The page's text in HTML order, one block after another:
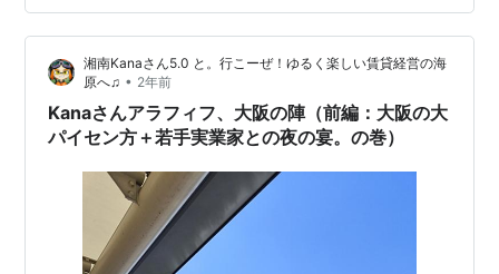
英莉花様とラウンドできるように頑張ります♫ ツイッタ
ーは、https://x.com/kai_natsumi 上記をクリック＆フォ
ロー（＾▽°）ｖ きっとあなたの人生が劇的に変わ
り、、、ません°д°)。 が、あなた…
湘南Kanaさん5.0 と。行こーぜ！ゆるく楽しい賃貸経営の海
原へ♫ • 2年前
Kanaさんアラフィフ、大阪の陣（前編：大阪の大
パイセン方＋若手実業家との夜の宴。の巻）